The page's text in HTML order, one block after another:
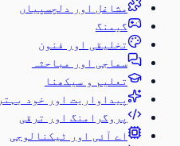
مشاغل اور دلچسپیاں
گیمنگ
تخلیقی اور فنون
سماجی اور مباحثہ
تعلیم و سیکھنا
پیداواریت اور خود بہتری
پروگرامنگ اور ترقی
اے آئی اور ٹیکنالوجی